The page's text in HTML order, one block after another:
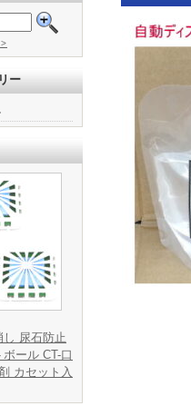
ー
尿石防止
ール CT-口
カセット入